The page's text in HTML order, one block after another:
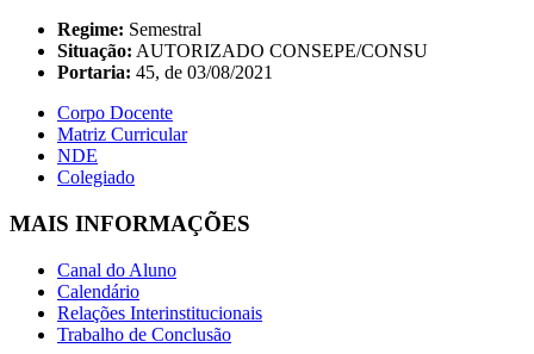
Regime: Semestral
Situação: AUTORIZADO CONSEPE/CONSU
Portaria: 45, de 03/08/2021
Corpo Docente
Matriz Curricular
NDE
Colegiado
MAIS INFORMAÇÕES
Canal do Aluno
Calendário
Relações Interinstitucionais
Trabalho de Conclusão